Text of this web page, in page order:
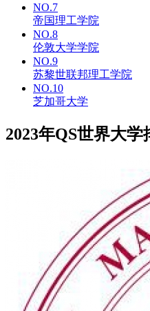
NO.7
帝国理工学院
NO.8
伦敦大学学院
NO.9
苏黎世联邦理工学院
NO.10
芝加哥大学
2023年QS世界大学